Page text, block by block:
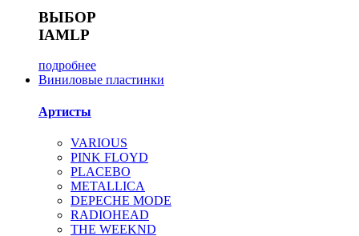
ВЫБОР
IAMLP
подробнее
Виниловые пластинки
Артисты
VARIOUS
PINK FLOYD
PLACEBO
METALLICA
DEPECHE MODE
RADIOHEAD
THE WEEKND